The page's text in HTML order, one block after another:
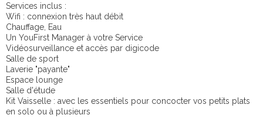
Services inclus :
Wifi : connexion très haut débit
Chauffage, Eau
Un YouFirst Manager à votre Service
Vidéosurveillance et accès par digicode
Salle de sport
Laverie "payante"
Espace lounge
Salle d'étude
Kit Vaisselle : avec les essentiels pour concocter vos petits plats
en solo ou à plusieurs